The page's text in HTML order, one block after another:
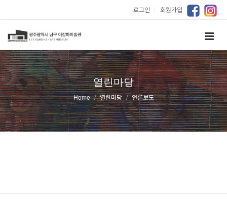
로그인 ｜ 회원가입
열린마당
Home 열린마당 언론보도